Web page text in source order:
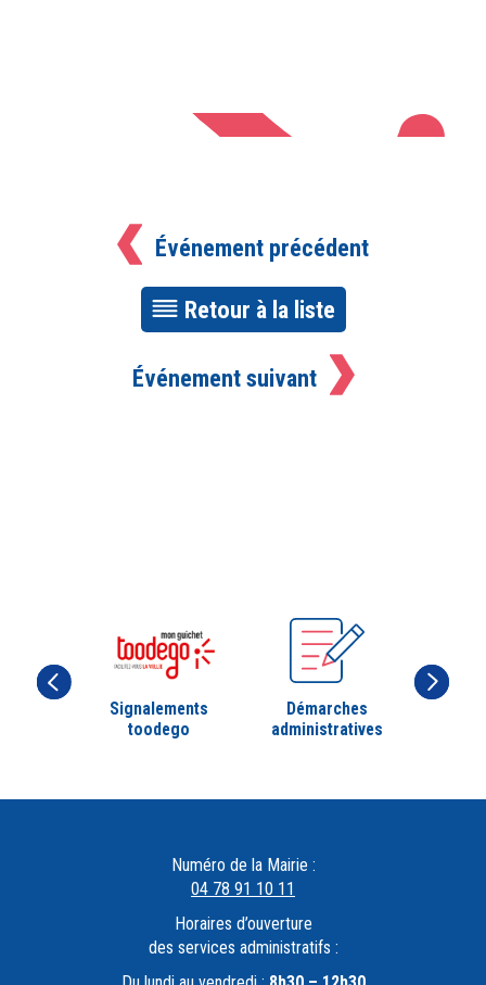
Événement précédent
Retour à la liste
Événement suivant
Signalements
toodego
Démarches
administratives
Numéro de la Mairie :
04 78 91 10 11
Horaires d’ouverture
des services administratifs :